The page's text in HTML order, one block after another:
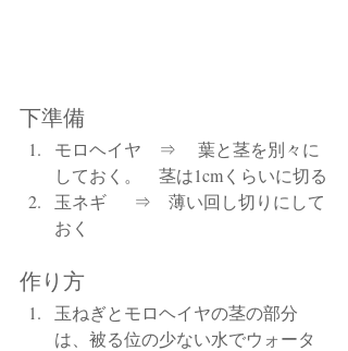
下準備
モロヘイヤ　⇒　 葉と茎を別々に
しておく。　茎は1cmくらいに切る
玉ネギ  　⇒　薄い回し切りにして
おく
作り方
玉ねぎとモロヘイヤの茎の部分
は、被る位の少ない水でウォータ